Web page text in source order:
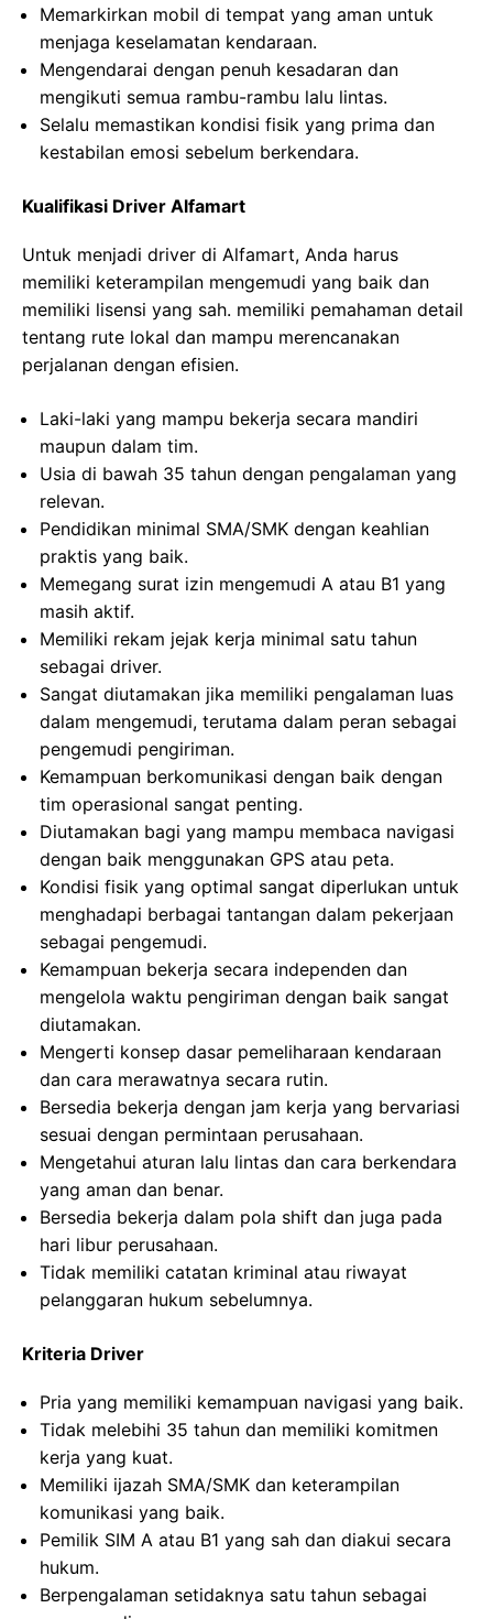
Memarkirkan mobil di tempat yang aman untuk
menjaga keselamatan kendaraan.
Mengendarai dengan penuh kesadaran dan
mengikuti semua rambu-rambu lalu lintas.
Selalu memastikan kondisi fisik yang prima dan
kestabilan emosi sebelum berkendara.
Kualifikasi Driver Alfamart
Untuk menjadi driver di Alfamart, Anda harus
memiliki keterampilan mengemudi yang baik dan
memiliki lisensi yang sah. memiliki pemahaman detail
tentang rute lokal dan mampu merencanakan
perjalanan dengan efisien.
Laki-laki yang mampu bekerja secara mandiri
maupun dalam tim.
Usia di bawah 35 tahun dengan pengalaman yang
relevan.
Pendidikan minimal SMA/SMK dengan keahlian
praktis yang baik.
Memegang surat izin mengemudi A atau B1 yang
masih aktif.
Memiliki rekam jejak kerja minimal satu tahun
sebagai driver.
Sangat diutamakan jika memiliki pengalaman luas
dalam mengemudi, terutama dalam peran sebagai
pengemudi pengiriman.
Kemampuan berkomunikasi dengan baik dengan
tim operasional sangat penting.
Diutamakan bagi yang mampu membaca navigasi
dengan baik menggunakan GPS atau peta.
Kondisi fisik yang optimal sangat diperlukan untuk
menghadapi berbagai tantangan dalam pekerjaan
sebagai pengemudi.
Kemampuan bekerja secara independen dan
mengelola waktu pengiriman dengan baik sangat
diutamakan.
Mengerti konsep dasar pemeliharaan kendaraan
dan cara merawatnya secara rutin.
Bersedia bekerja dengan jam kerja yang bervariasi
sesuai dengan permintaan perusahaan.
Mengetahui aturan lalu lintas dan cara berkendara
yang aman dan benar.
Bersedia bekerja dalam pola shift dan juga pada
hari libur perusahaan.
Tidak memiliki catatan kriminal atau riwayat
pelanggaran hukum sebelumnya.
Kriteria Driver
Pria yang memiliki kemampuan navigasi yang baik.
Tidak melebihi 35 tahun dan memiliki komitmen
kerja yang kuat.
Memiliki ijazah SMA/SMK dan keterampilan
komunikasi yang baik.
Pemilik SIM A atau B1 yang sah dan diakui secara
hukum.
Berpengalaman setidaknya satu tahun sebagai